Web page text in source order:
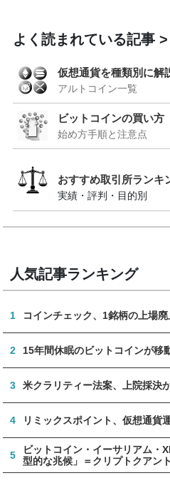
よく読まれている記事
仮想通貨を種類別に解
アルトコイン一覧
ビットコインの買い方
始め方手順と注意点
おすすめ取引所ランキ
実績・評判・目的別
人気記事ランキング
1 コインチェック、1銘柄の上場
2 15年間休眠のビットコインが移
3 米クラリティー法案、上院採決
4 リミックスポイント、仮想通貨
5
ビットコイン・イーサリアム・
型的な兆候」＝クリプトクアント